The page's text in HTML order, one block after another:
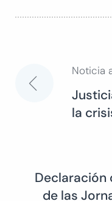
Noticia
la
Declaración
de las